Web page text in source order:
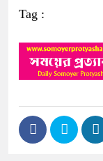
Tag :